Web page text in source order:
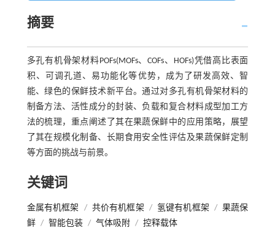
摘要
多孔有机骨架材料POFs(MOFs、COFs、HOFs)凭借高比表面
积、可调孔道、易功能化等优势，成为了研发高效、智
能、绿色的保鲜技术新平台。通过对多孔有机骨架材料的
制备方法、活性成分的封装、负载和复合材料成型加工方
法的梳理，重点阐述了其在果蔬保鲜中的应用策略，展望
了其在规模化制备、长期食用安全性评估及果蔬保鲜定制
等方面的挑战与前景。
关键词
金属有机框架 / 共价有机框架 / 氢键有机框架 / 果蔬保
鲜 / 智能包装 / 气体吸附 / 控释载体